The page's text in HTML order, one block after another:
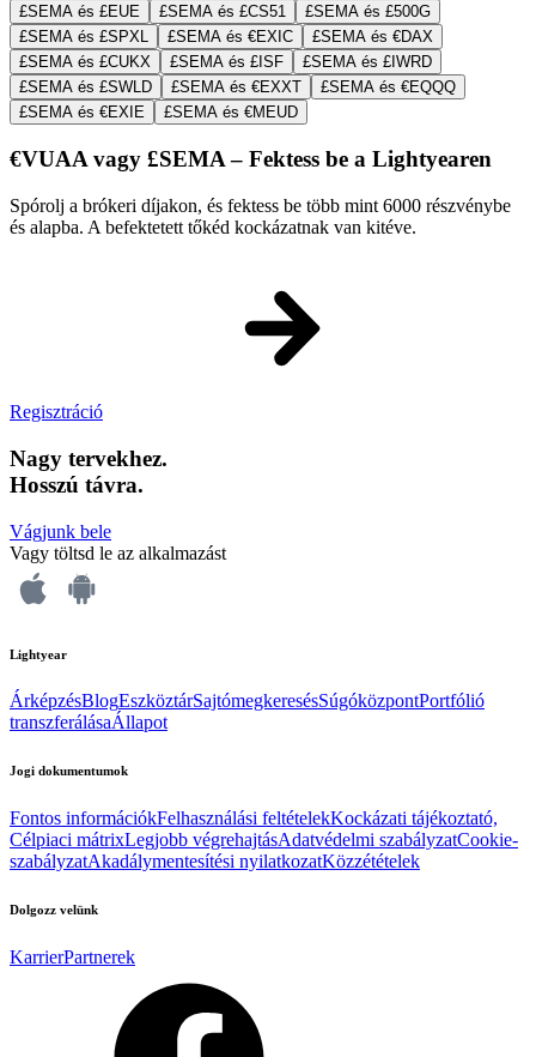
£SEMA és £EUE
£SEMA és £CS51
£SEMA és £500G
£SEMA és £SPXL
£SEMA és €EXIC
£SEMA és €DAX
£SEMA és £CUKX
£SEMA és £ISF
£SEMA és £IWRD
£SEMA és £SWLD
£SEMA és €EXXT
£SEMA és €EQQQ
£SEMA és €EXIE
£SEMA és €MEUD
€VUAA vagy £SEMA – Fektess be a Lightyearen
Spórolj a brókeri díjakon, és fektess be több mint 6000 részvénybe
és alapba. A befektetett tőkéd kockázatnak van kitéve.
Regisztráció
Nagy tervekhez.
Hosszú távra.
Vágjunk bele
Vagy töltsd le az alkalmazást
Lightyear
ÁrképzésBlogEszköztárSajtómegkeresésSúgóközpontPortfólió
transzferálásaÁllapot
Jogi dokumentumok
Fontos információkFelhasználási feltételekKockázati tájékoztató,
Célpiaci mátrixLegjobb végrehajtásAdatvédelmi szabályzatCookie-
szabályzatAkadálymentesítési nyilatkozatKözzétételek
Dolgozz velünk
KarrierPartnerek